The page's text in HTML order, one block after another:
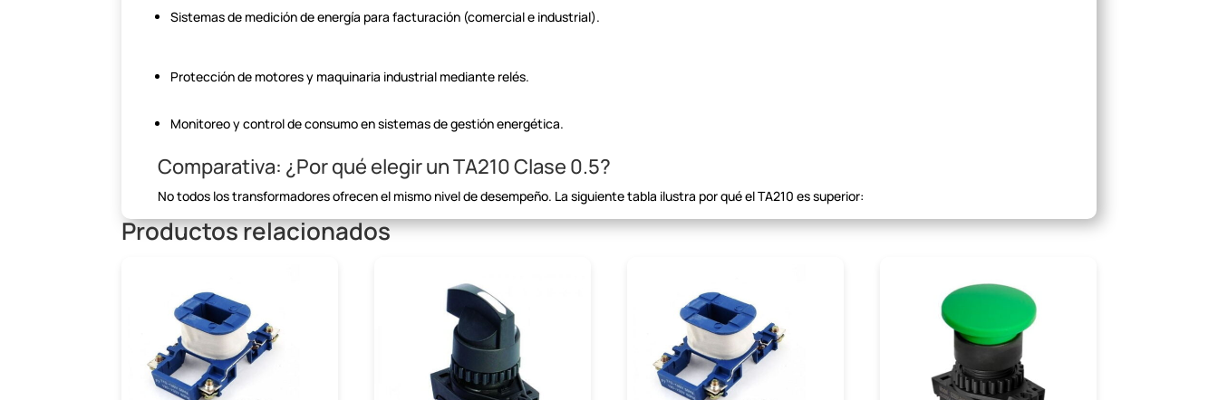
Sistemas de medición deenergía para facturación (comercial e industrial).
Protección de motores y maquinaria industrial mediante relés.
Monitoreo y control deconsumo en sistemas de gestión energética.
Comparativa: ¿Por qué elegir un TA210 Clase 0.5?
No todos los transformadores ofrecen el mismo nivel de desempeño. La siguiente tabla ilustra por qué el TA210 es superior:
Productos relacionados